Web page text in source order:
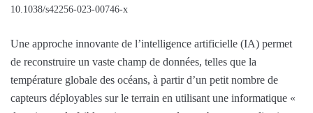
10.1038/s42256-023-00746-x
Une approche innovante de l’intelligence artificielle (IA) permet
de reconstruire un vaste champ de données, telles que la
température globale des océans, à partir d’un petit nombre de
capteurs déployables sur le terrain en utilisant une informatique «